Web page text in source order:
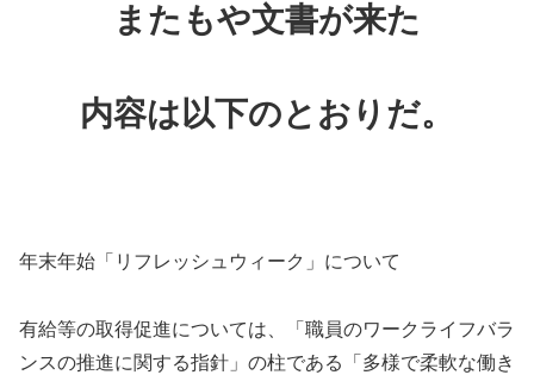
またもや文書が来た
内容は以下のとおりだ。
年末年始「リフレッシュウィーク」について
有給等の取得促進については、「職員のワークライフバラ
ンスの推進に関する指針」の柱である「多様で柔軟な働き